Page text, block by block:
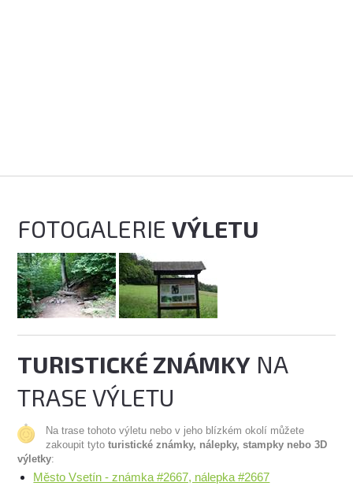
FOTOGALERIEVÝLETU
TURISTICKÉ ZNÁMKY NA
TRASE VÝLETU
Na trase tohoto výletu nebo v jeho blízkém okolí můžete
zakoupit tytoturistické známky, nálepky, stampky nebo 3D
výletky:
Město Vsetín - známka #2667, nálepka #2667